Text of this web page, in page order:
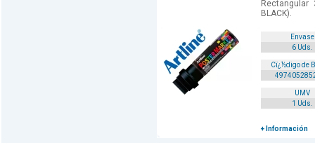
Rectangular
BLACK).
Envase
6 Uds.
Cï¿½digo de
UMV
1 Uds.
+ Información